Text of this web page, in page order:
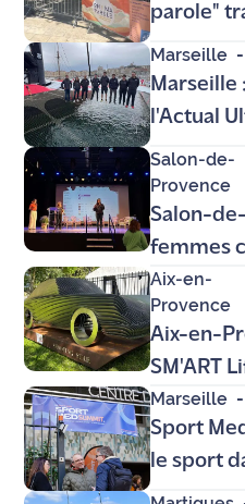
parole"
village de
"tchatche"
Marseille -
Marseille
l'Actual
fait voler
Salon-de-
Provence
Salon-
femmes
affichent
à
Aix-en-
Provence
Aix-en-
SM'ART
au Parc
Luxe
Marseille -
Sport
le sport
ses étapes